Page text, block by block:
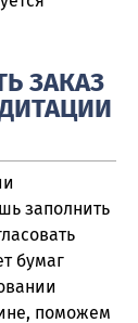
ЗАКАЗ
заполнить
бумаг
поможем